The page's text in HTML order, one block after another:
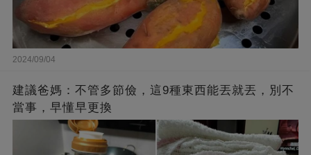
2024/09/04
建議爸媽：不管多節儉，這9種東西能丟就丟，別不
當事，早懂早更換